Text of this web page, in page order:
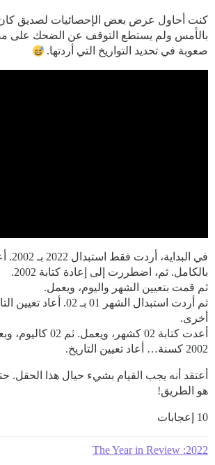
كنت أحاول عرض بعض الإحصائيات لصديق
بالأمس ولم يستطع التوقف عن الضحك على
صعوبة في تحديد التواريخ التي أردتها.
في
بالكامل. ثم، اضطررت إلى إعادة كتابة 2002.
ثم قمت بتعيين الشهر واليوم، ويعمل.
ثم أردت استبدال الشهر 01 بـ
أخرى.
أعدت كتابة 02 كشهر،
2002 كسنة… أعاد تعيين التاريخ.
أعتقد أنه يجب القيام بشيء حيال هذا الحقل.
هو الطريق!
10 إعجابات
2022: The Year in Review